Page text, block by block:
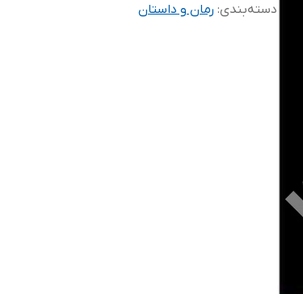
دسته‌بندی: رمان و داستان